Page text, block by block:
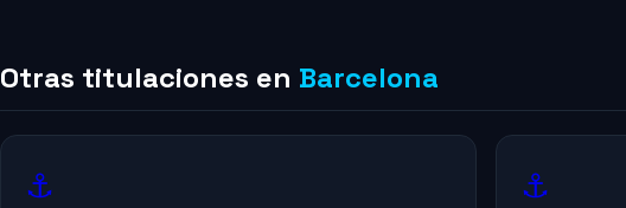
Otras titulaciones en Barcelona
⚓ ⚓